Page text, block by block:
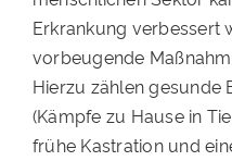
Erkrankung verbessert
vorbeugende
Hierzu zählen gesunde
(Kämpfe zu Hause in
frühe Kastration und